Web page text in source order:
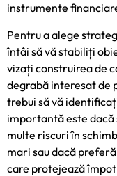
instrumente
Pentru a alege
întâi să vă stabiliți
vizați construirea de
degrabă interesat de
trebui să vă
importantă este dacă
multe riscuri în
mari sau dacă
care protejează